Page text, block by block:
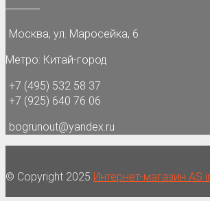
Москва, ул. Маросейка, 6
Метро: Китай-город
+7 (495) 532 58 37
+7 (925) 640 76 06
bogrunout@yandex.ru
© Copyright 2025 Интернет-магазин AS